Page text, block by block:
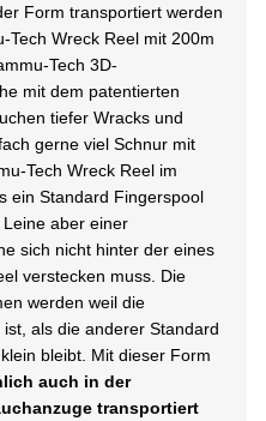
Form transportiert werden
Tech Wreck Reel mit 200m
Tech 3D-
mit dem patentierten
tiefer Wracks und
gerne viel Schnur mit
Tech Wreck Reel im
ein Standard Fingerspool
aber einer
sich nicht hinter der eines
verstecken muss. Die
werden weil die
als die anderer Standard
bleibt. Mit dieser Form
auch in der
transportiert